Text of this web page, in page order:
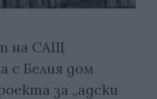
на САЩ
с Белия дом
за „адски